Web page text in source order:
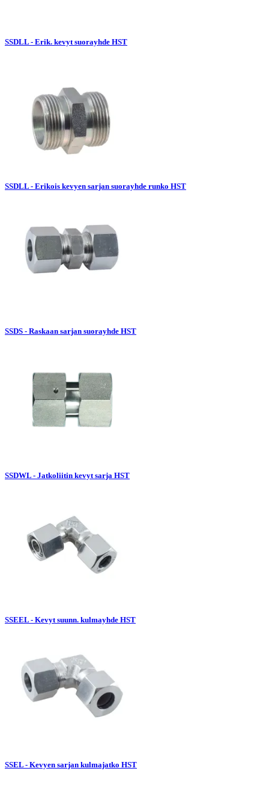
SSDLL - Erik. kevyt suorayhde HST
SSDLL - Erikois kevyen sarjan suorayhde runko HST
SSDS - Raskaan sarjan suorayhde HST
SSDWL - Jatkoliitin kevyt sarja HST
SSEEL - Kevyt suunn. kulmayhde HST
SSEL - Kevyen sarjan kulmajatko HST